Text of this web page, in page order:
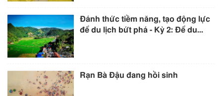
Đánh thức tiềm năng, tạo động lực
để du lịch bứt phá - Kỳ 2: Để du...
Rạn Bà Đậu đang hồi sinh